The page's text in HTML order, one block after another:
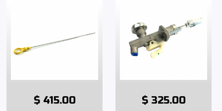
$ 415.00 $ 325.00